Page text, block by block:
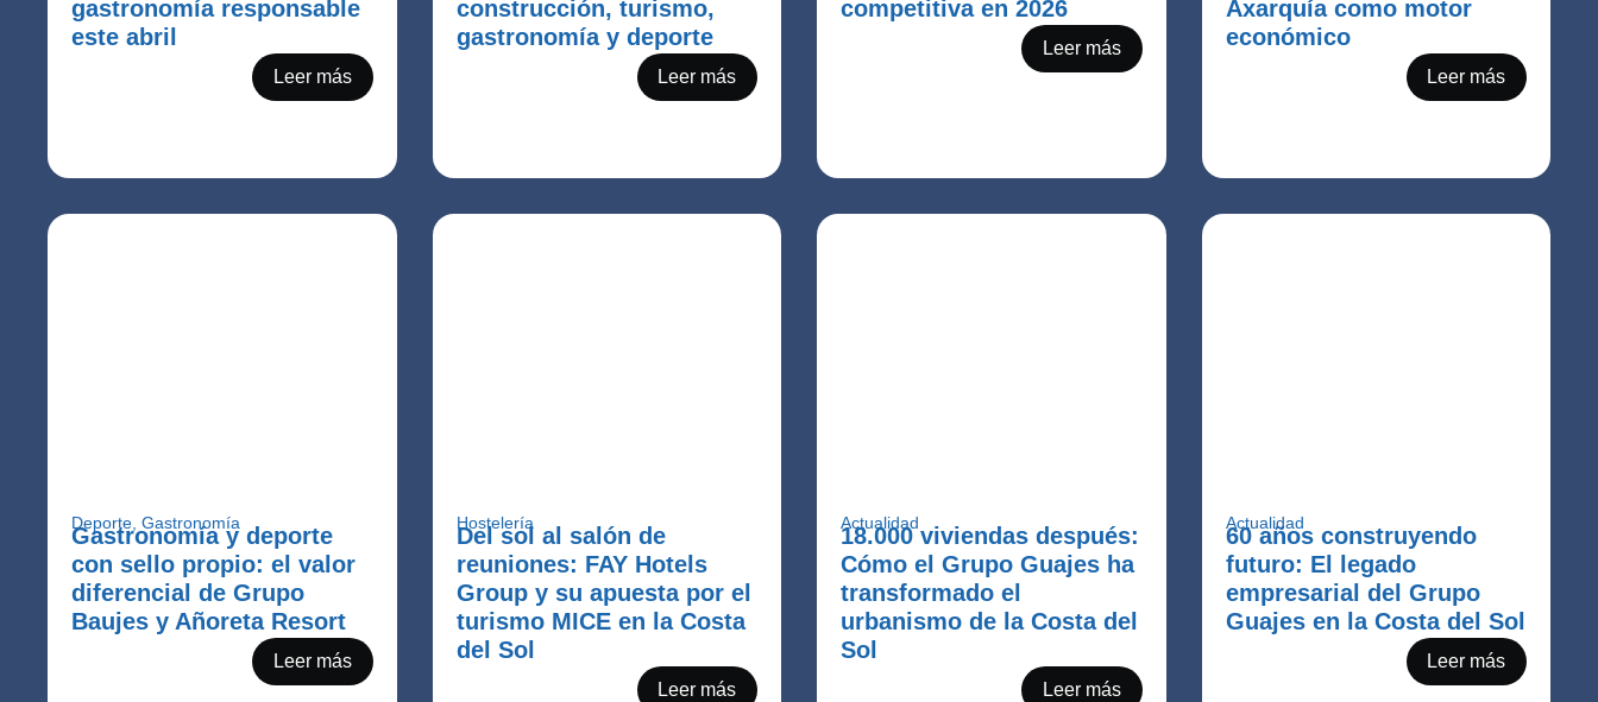
gastronomía responsable
este abril
Leer más
construcción, turismo,
gastronomía y deporte
Leer más
competitiva en 2026
Leer más
Axarquía como motor
económico
Leer más
Deporte Gastronomía
Gastronomía y deporte
con sello propio: el valor
diferencial de Grupo
Baujes y Añoreta Resort
Leer más
Hostelería
Del sol al salón de
reuniones: FAY Hotels
Group y su apuesta por el
turismo MICE en la Costa
del Sol
Leer más
Actualidad
18.000 viviendas después:
Cómo el Grupo Guajes ha
transformado el
urbanismo de la Costa del
Sol
Leer más
Actualidad
60 años construyendo
futuro: El legado
empresarial del Grupo
Guajes en la Costa del Sol
Leer más